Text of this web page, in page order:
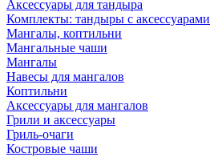
Аксессуары для тандыра
Комплекты: тандыры с аксессуарами
Мангалы, коптильни
Мангальные чаши
Мангалы
Навесы для мангалов
Коптильни
Аксессуары для мангалов
Грили и аксессуары
Гриль-очаги
Костровые чаши